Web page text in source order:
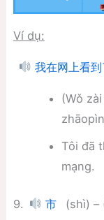
Ví dụ:
我在网上看到
(Wǒ
Tôi đã
mạng.
9. 市 (shì) –